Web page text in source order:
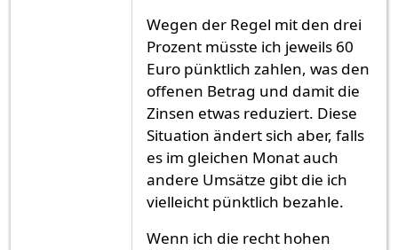
Wegen der Regel mit den drei
Prozent müsste ich jeweils 60
Euro pünktlich zahlen, was den
offenen Betrag und damit die
Zinsen etwas reduziert. Diese
Situation ändert sich aber, falls
es im gleichen Monat auch
andere Umsätze gibt die ich
vielleicht pünktlich bezahle.
Wenn ich die recht hohen